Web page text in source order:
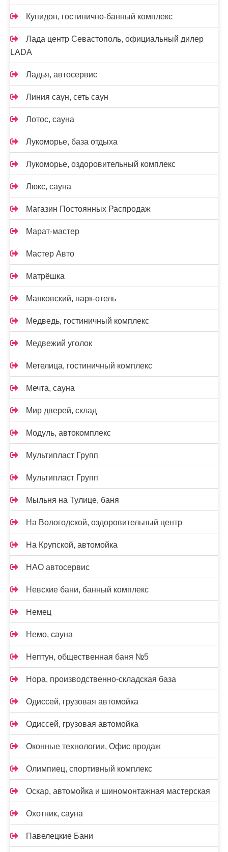
Купидон, гостинично-банный комплекс
Лада центр Севастополь, официальный дилер
LADA
Ладья, автосервис
Линия саун, сеть саун
Лотос, сауна
Лукоморье, база отдыха
Лукоморье, оздоровительный комплекс
Люкс, сауна
Магазин Постоянных Распродаж
Марат-мастер
Мастер Авто
Матрёшка
Маяковский, парк-отель
Медведь, гостиничный комплекс
Медвежий уголок
Метелица, гостиничный комплекс
Мечта, сауна
Мир дверей, склад
Модуль, автокомплекс
Мультипласт Групп
Мультипласт Групп
Мыльня на Тулице, баня
На Вологодской, оздоровительный центр
На Крупской, автомойка
НАО автосервис
Невские бани, банный комплекс
Немец
Немо, сауна
Нептун, общественная баня №5
Нора, производственно-складская база
Одиссей, грузовая автомойка
Одиссей, грузовая автомойка
Оконные технологии, Офис продаж
Олимпиец, спортивный комплекс
Оскар, автомойка и шиномонтажная мастерская
Охотник, сауна
Павелецкие Бани